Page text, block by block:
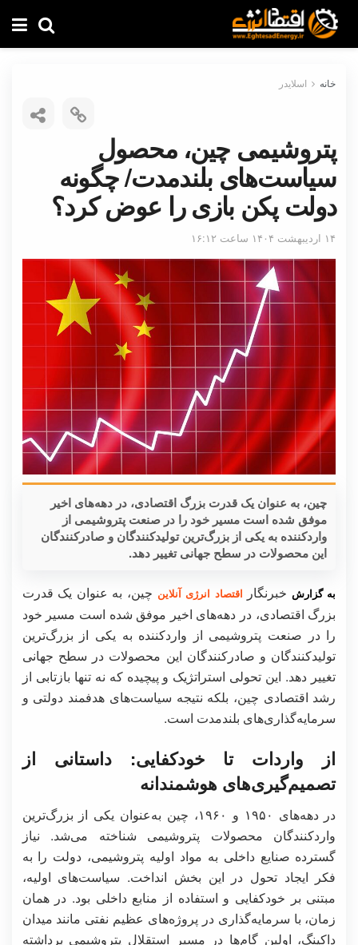
خانه اسلایدر
پتروشیمی چین، محصول
سیاست‌های بلندمدت/ چگونه
دولت پکن بازی را عوض کرد؟
۱۴ اردیبهشت ۱۴۰۴ ساعت ۱۶:۱۲
چین، به عنوان یک قدرت بزرگ اقتصادی، در دهه‌های اخیر
موفق شده است مسیر خود را در صنعت پتروشیمی از
واردکننده به یکی از بزرگ‌ترین تولیدکنندگان و صادرکنندگان
این محصولات در سطح جهانی تغییر دهد.
به گزارش خبرنگار اقتصاد انرژی آنلاین چین، به عنوان یک قدرت
بزرگ اقتصادی، در دهه‌های اخیر موفق شده است مسیر خود
را در صنعت پتروشیمی از واردکننده به یکی از بزرگ‌ترین
تولیدکنندگان و صادرکنندگان این محصولات در سطح جهانی
تغییر دهد. این تحولی استراتژیک و پیچیده که نه تنها بازتابی از
رشد اقتصادی چین، بلکه نتیجه سیاست‌های هدفمند دولتی و
سرمایه‌گذاری‌های بلندمدت است.
از واردات تا خودکفایی: داستانی از
تصمیم‌گیری‌های هوشمندانه
در دهه‌های ۱۹۵۰ و ۱۹۶۰، چین به‌عنوان یکی از بزرگ‌ترین
واردکنندگان محصولات پتروشیمی شناخته می‌شد. نیاز
گسترده صنایع داخلی به مواد اولیه پتروشیمی، دولت را به
فکر ایجاد تحول در این بخش انداخت. سیاست‌های اولیه،
مبتنی بر خودکفایی و استفاده از منابع داخلی بود. در همان
زمان، با سرمایه‌گذاری در پروژه‌های عظیم نفتی مانند میدان
داکینگ، اولین گام‌ها در مسیر استقلال پتروشیمی برداشته